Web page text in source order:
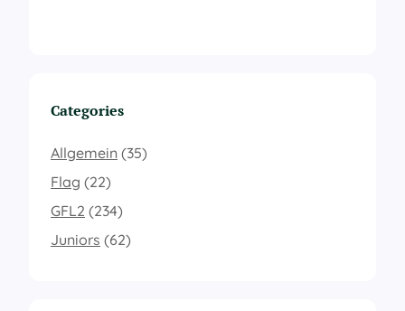
Categories
Allgemein (35)
Flag (22)
GFL2 (234)
Juniors (62)